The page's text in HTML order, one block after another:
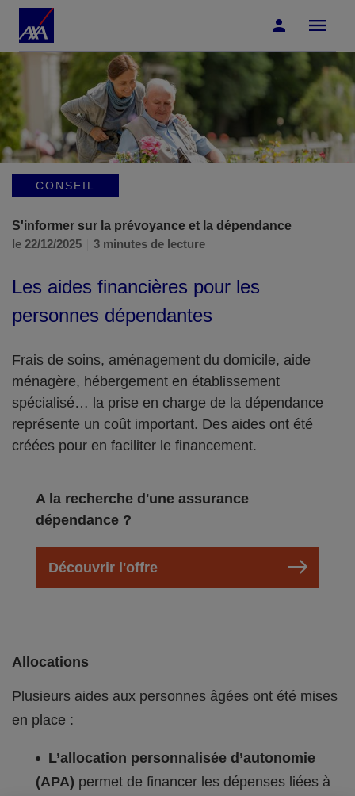
Accéder au Contenu Accéder au Pied de page
CONSEIL
S'informer sur la prévoyance et la dépendance
le 22/12/2025
3 minutes de lecture
Les aides financières pour les
personnes dépendantes
Frais de soins, aménagement du domicile, aide
ménagère, hébergement en établissement
spécialisé… la prise en charge de la dépendance
représente un coût important. Des aides ont été
créées pour en faciliter le financement.
A la recherche d'une assurance
dépendance ?
Découvrir l'offre
Allocations
Plusieurs aides aux personnes âgées ont été mises
en place :
L’allocation personnalisée d’autonomie
(APA) permet de financer les dépenses liées à